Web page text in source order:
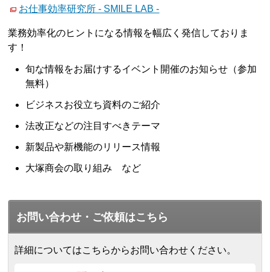
お仕事効率研究所 - SMILE LAB -
業務効率化のヒントになる情報を幅広く発信しておりま
す！
旬な情報をお届けするイベント開催のお知らせ（参加
無料）
ビジネスお役立ち資料のご紹介
法改正などの注目すべきテーマ
新製品や新機能のリリース情報
大塚商会の取り組み など
お問い合わせ・ご依頼はこちら
詳細についてはこちらからお問い合わせください。